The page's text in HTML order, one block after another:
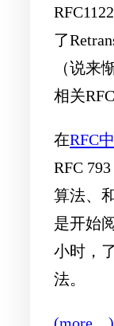
了
（说来
相关RFC
在RFC
RFC
算法、
是开始
小时，
法。